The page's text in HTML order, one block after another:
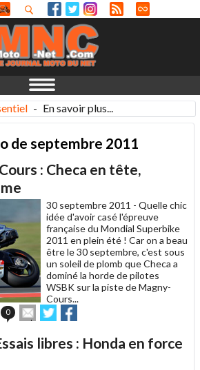
- En savoir plus...
de septembre 2011
: Checa en tête,
30 septembre 2011 - Quelle chic
idée d'avoir casé l'épreuve
française du Mondial Superbike
2011 en plein été ! Car on a beau
être le 30 septembre, c'est sous
un soleil de plomb que Checa a
dominé la horde de pilotes
WSBK sur la piste de Magny-
Cours...
0
Envoyer
cet
à
Partager
sur sur
libres : Honda en force